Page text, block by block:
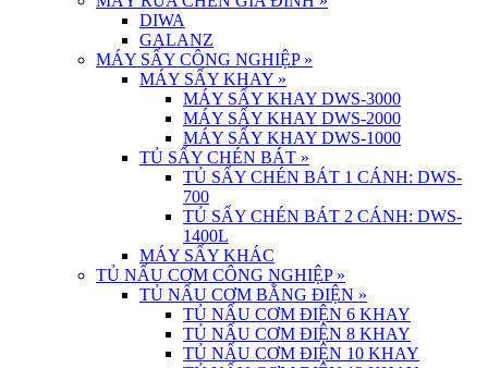
DIWA
GALANZ
MÁY SẤY CÔNG NGHIỆP »
MÁY SẤY KHAY »
MÁY SẤY KHAY DWS-3000
MÁY SẤY KHAY DWS-2000
MÁY SẤY KHAY DWS-1000
TỦ SẤY CHÉN BÁT »
TỦ SẤY CHÉN BÁT 1 CÁNH: DWS-
700
TỦ SẤY CHÉN BÁT 2 CÁNH: DWS-
1400L
MÁY SẤY KHÁC
TỦ NẤU CƠM CÔNG NGHIỆP »
TỦ NẤU CƠM BẰNG ĐIỆN »
TỦ NẤU CƠM ĐIỆN 6 KHAY
TỦ NẤU CƠM ĐIỆN 8 KHAY
TỦ NẤU CƠM ĐIỆN 10 KHAY